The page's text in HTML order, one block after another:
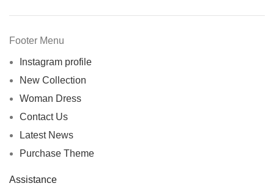
Footer Menu
Instagram profile
New Collection
Woman Dress
Contact Us
Latest News
Purchase Theme
Assistance